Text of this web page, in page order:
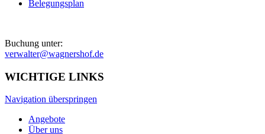
Belegungsplan
Buchung unter:
verwalter@wagnershof.de
WICHTIGE LINKS
Navigation überspringen
Angebote
Über uns